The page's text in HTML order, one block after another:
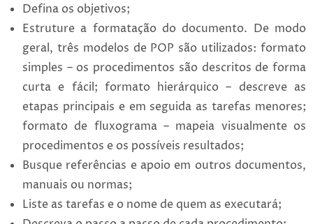
Defina os objetivos;
Estruture a formatação do documento. De modo
geral, três modelos de POP são utilizados: formato
simples – os procedimentos são descritos de forma
curta e fácil; formato hierárquico – descreve as
etapas principais e em seguida as tarefas menores;
formato de fluxograma – mapeia visualmente os
procedimentos e os possíveis resultados;
Busque referências e apoio em outros documentos,
manuais ou normas;
Liste as tarefas e o nome de quem as executará;